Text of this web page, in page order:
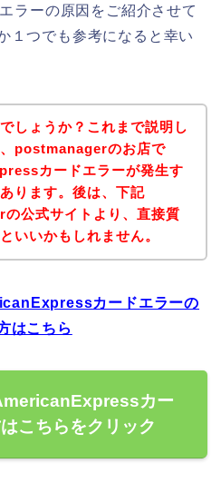
ラーの原因をご紹介させて
１つでも参考になると幸い
しょうか？これまで説明し
postmanagerのお店で
カードエラーが発生す
ります。後は、下記
公式サイトより、直接質
いいかもしれません。
カードエラーの
はこちら
カー
こちらをクリック